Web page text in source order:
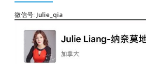
微信号: Julie_qia